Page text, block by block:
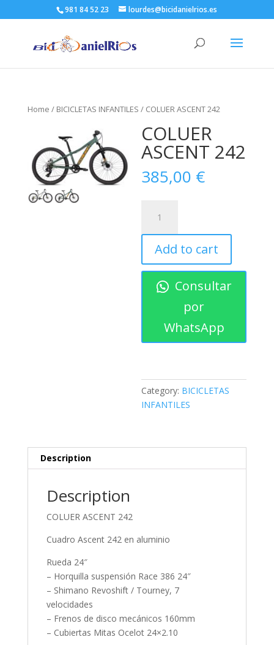
981 84 52 23 lourdes@bicidanielrios.es
Home / BICICLETAS INFANTILES / COLUER ASCENT 242
COLUER
ASCENT 242
385,00 €
ASCENT
242
quantity
Add to cart
Consultar
por
WhatsApp
Category: BICICLETAS
INFANTILES
Description
Description
COLUER ASCENT 242
Cuadro Ascent 242 en aluminio
Rueda 24″
– Horquilla suspensión Race 386 24″
– Shimano Revoshift / Tourney, 7
velocidades
– Frenos de disco mecánicos 160mm
– Cubiertas Mitas Ocelot 24×2.10